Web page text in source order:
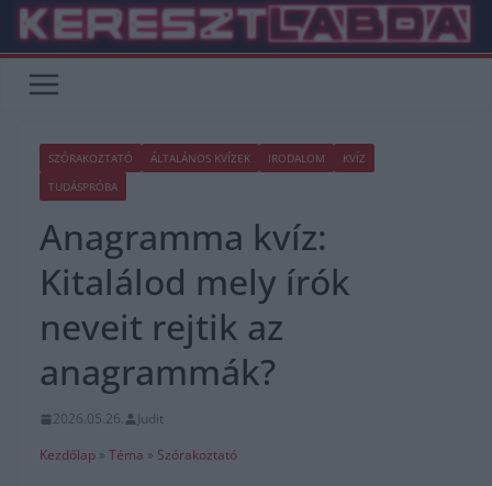
Skip
content
SZÓRAKOZTATÓ ÁLTALÁNOS KVÍZEK IRODALOM
KVÍZ
TUDÁSPRÓBA
Anagramma kvíz:
Kitalálod mely írók
neveit rejtik az
anagrammák?
2026.05.26.
Judit
Kezdőlap » Téma » Szórakoztató